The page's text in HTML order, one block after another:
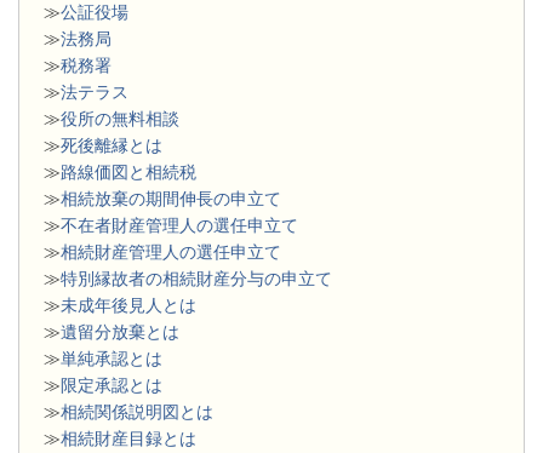
≫公証役場
≫法務局
≫税務署
≫法テラス
≫役所の無料相談
≫死後離縁とは
≫路線価図と相続税
≫相続放棄の期間伸長の申立て
≫不在者財産管理人の選任申立て
≫相続財産管理人の選任申立て
≫特別縁故者の相続財産分与の申立て
≫未成年後見人とは
≫遺留分放棄とは
≫単純承認とは
≫限定承認とは
≫相続関係説明図とは
≫相続財産目録とは